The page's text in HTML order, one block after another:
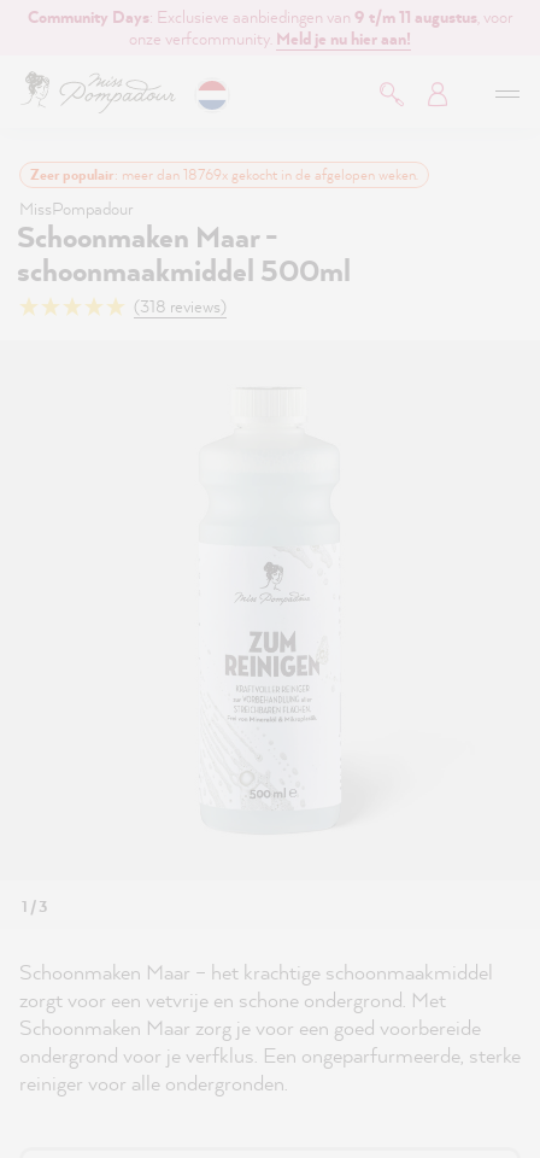
hoofdinhoud
Community Days: Exclusieve aanbiedingen van 9 t/m 11 augustus , voor
onze verfcommunity. Meld je nu hier aan!
Zeer populair: meer dan 18769x gekocht in de afgelopen weken.
MissPompadour
Schoonmaken Maar -
schoonmaakmiddel 500ml
(318 reviews)
1 / 3
Schoonmaken Maar – het krachtige schoonmaakmiddel
zorgt voor een vetvrije en schone ondergrond. Met
Schoonmaken Maar zorg je voor een goed voorbereide
ondergrond voor je verfklus. Een ongeparfurmeerde, sterke
reiniger voor alle ondergronden.